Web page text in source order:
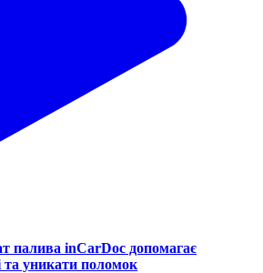
палива inCarDoc допомагає
уникати поломок